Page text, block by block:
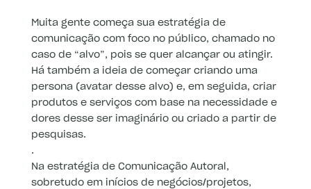
Muita gente começa sua estratégia de
comunicação com foco no público, chamado no
caso de “alvo”, pois se quer alcançar ou atingir.
Há também a ideia de começar criando uma
persona (avatar desse alvo) e, em seguida, criar
produtos e serviços com base na necessidade e
dores desse ser imaginário ou criado a partir de
pesquisas.
.
Na estratégia de Comunicação Autoral,
sobretudo em inícios de negócios/projetos,